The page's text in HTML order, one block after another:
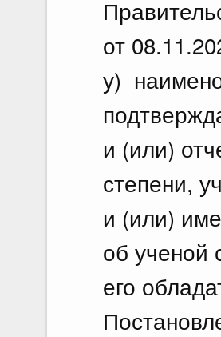
от
у)
и (или)
степени,
и (или)
об ученой
его